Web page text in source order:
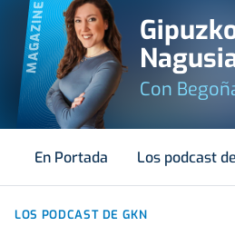
MAGAZINE
Con
En Portada Los podcast
LOS PODCAST DE GKN